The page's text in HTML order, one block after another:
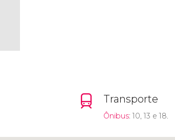
Transporte
Ônibus: 10, 13 e 18.